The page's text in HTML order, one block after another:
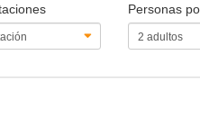
Personas